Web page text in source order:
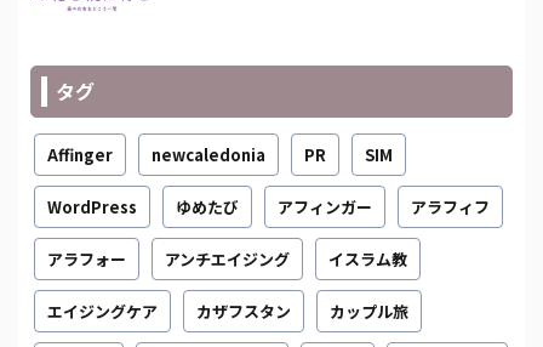
タグ
Affinger newcaledonia PR SIM
WordPress ゆめたび アフィンガー アラフィフ
アラフォー アンチエイジング イスラム教
エイジングケア カザフスタン カップル旅